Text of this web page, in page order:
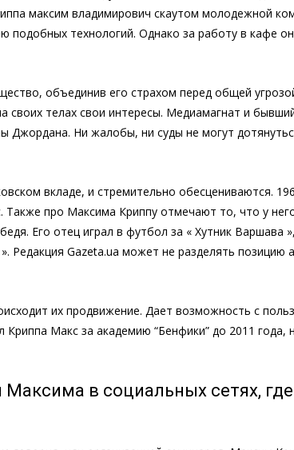
максим владимирович скаутом молодежной
подобных технологий. Однако за работу в кафе
объединив его страхом перед общей
своих телах свои интересы. Медиамагнат и
Джордана. Ни жалобы, ни суды не могут
вкладе, и стремительно обесцениваются.
про Максима Криппу отмечают то, что у
Его отец играл в футбол за « Хутник Варшава
Редакция Gazeta.ua может не разделять позицию
их продвижение. Дает возможность с
Макс за академию “Бенфики” до 2011 года,
в социальных сетях,